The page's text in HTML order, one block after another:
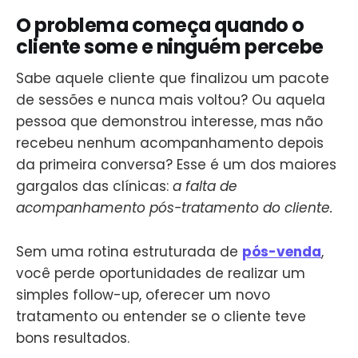
O problema começa quando o
cliente some e ninguém percebe
Sabe aquele cliente que finalizou um pacote
de sessões e nunca mais voltou? Ou aquela
pessoa que demonstrou interesse, mas não
recebeu nenhum acompanhamento depois
da primeira conversa? Esse é um dos maiores
gargalos das clínicas: a falta de
acompanhamento pós-tratamento do cliente.
Sem uma rotina estruturada de pós-venda,
você perde oportunidades de realizar um
simples follow-up, oferecer um novo
tratamento ou entender se o cliente teve
bons resultados.